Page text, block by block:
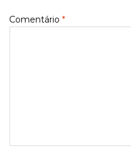
Comentário *